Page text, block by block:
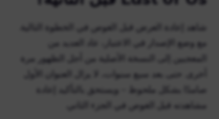
شاهد إعادة العرض قبل الغوص في الخطوة التالية.
مع وضع الإصدار في الاعتبار، عاد العديد من
المعجبين إلى النسخة الأصلية من أجل الظهور مرة
أخرى. حتى بعد سبع سنوات، لا يزال العنوان الأول
صامدًا بشكل ملحوظ – ويستحق بالتأكيد إعادة
مشاهدته قبل الغوص في الجزء الثاني.